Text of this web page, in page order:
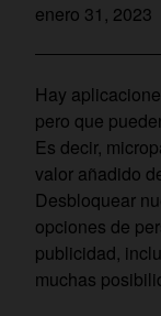
enero 31, 2023
Hay
pero que
Es decir,
valor añadido
Desbloquear
opciones de
publicidad,
muchas